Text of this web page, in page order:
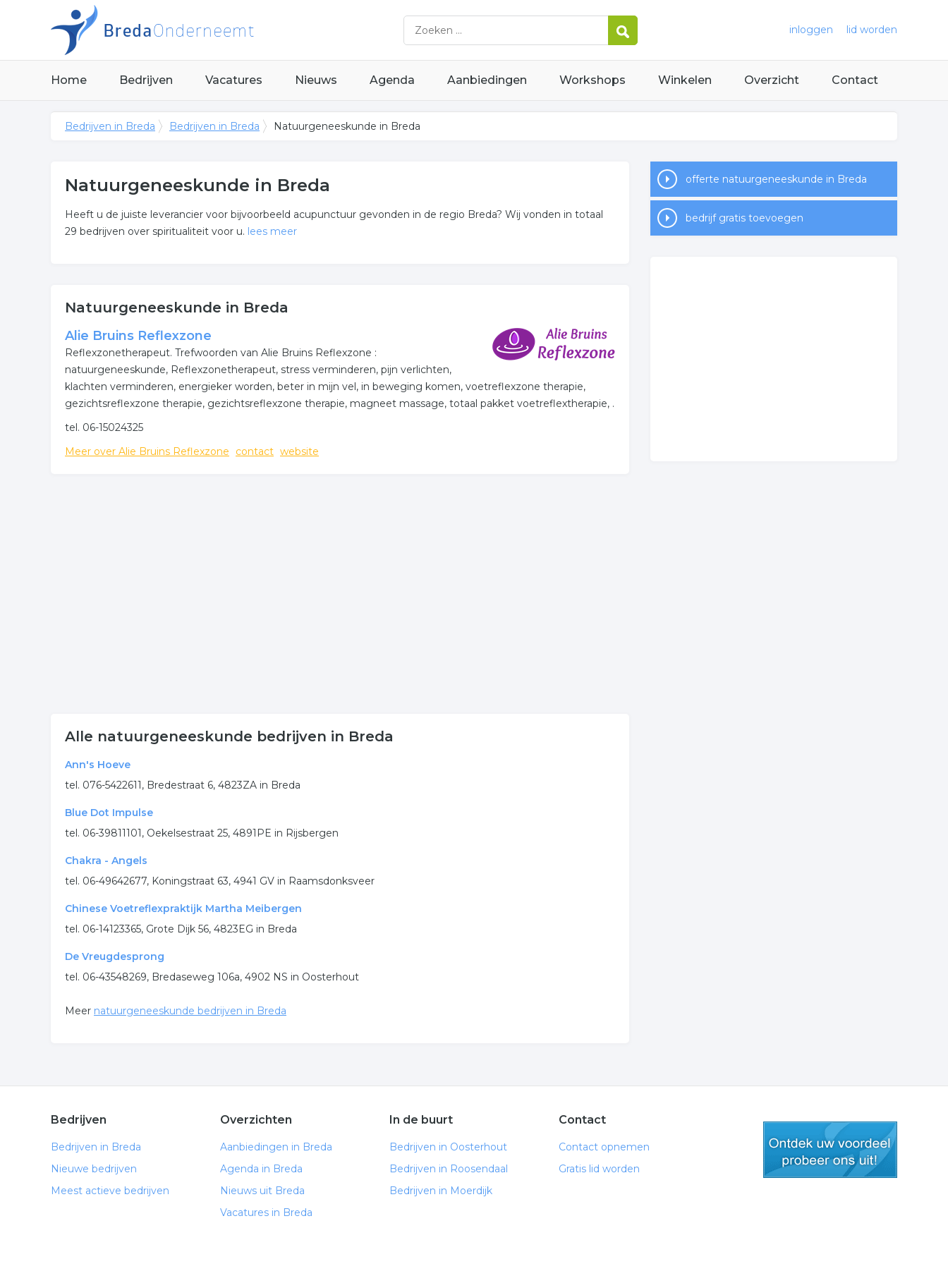
inloggen lid worden
Home Bedrijven Vacatures Nieuws Agenda Aanbiedingen Workshops Winkelen Overzicht Contact
Bedrijven in Breda Bedrijven in Breda Natuurgeneeskunde in Breda
Natuurgeneeskunde in Breda
Heeft u de juiste leverancier voor bijvoorbeeld acupunctuur gevonden in de regio Breda? Wij vonden in totaal
29 bedrijven over spiritualiteit voor u. lees meer
spiritualiteit.
Onderstaande items zijn gerelateerd aan reiki in deze plaats. Klik een bedrijf uit de rubriek reiki in Breda aan
voor onder andere de contactgegevens.
Meer bedrijven in Breda
Wij vonden meer informatie over natuurgeneeskunde. De volgende trefwoorden vallen ook onder deze
bedrijven rubriek:
acupunctuur spiritualiteit reiki meditatie
Natuurgeneeskunde in Breda
Alie Bruins Reflexzone
Reflexzonetherapeut. Trefwoorden van Alie Bruins Reflexzone :
natuurgeneeskunde, Reflexzonetherapeut, stress verminderen, pijn verlichten,
klachten verminderen, energieker worden, beter in mijn vel, in beweging komen, voetreflexzone therapie,
gezichtsreflexzone therapie, gezichtsreflexzone therapie, magneet massage, totaal pakket voetreflextherapie, .
tel. 06-15024325
Meer over Alie Bruins Reflexzone
contact website
Alle natuurgeneeskunde bedrijven in Breda
Ann's Hoeve
tel. 076-5422611, Bredestraat 6, 4823ZA in Breda
Blue Dot Impulse
tel. 06-39811101, Oekelsestraat 25, 4891PE in Rijsbergen
Chakra - Angels
tel. 06-49642677, Koningstraat 63, 4941 GV in Raamsdonksveer
Chinese Voetreflexpraktijk Martha Meibergen
tel. 06-14123365, Grote Dijk 56, 4823EG in Breda
De Vreugdesprong
tel. 06-43548269, Bredaseweg 106a, 4902 NS in Oosterhout
Meer natuurgeneeskunde bedrijven in Breda
offerte natuurgeneeskunde in Breda
bedrijf gratis toevoegen
Bedrijven
Bedrijven in Breda
Nieuwe bedrijven
Meest actieve bedrijven
Overzichten
Aanbiedingen in Breda
Agenda in Breda
Nieuws uit Breda
Vacatures in Breda
In de buurt
Bedrijven in Oosterhout
Bedrijven in Roosendaal
Bedrijven in Moerdijk
Contact
Contact opnemen
Gratis lid worden